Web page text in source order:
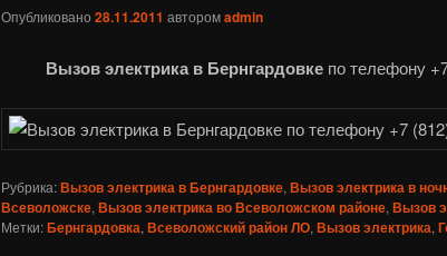
Опубликовано 28.11.2011 авторомadmin
Вызов электрика в Бернгардовке по телефону
Рубрика:Вызов электрика в Бернгардовке, Вызов электрика в
Всеволожске, Вызов электрика во Всеволожском районе, Вызов
Метки:Бернгардовка, Всеволожский район ЛО, Вызов электрика,